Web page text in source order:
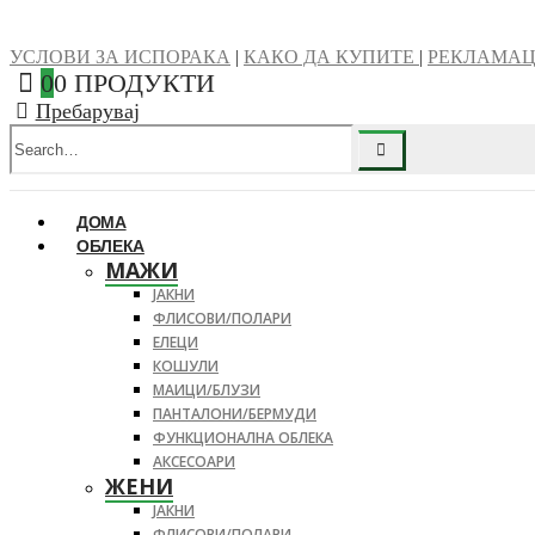
УСЛОВИ ЗА ИСПОРАКА | КАКО ДА КУПИТЕ |
00 ПРОДУКТИ
Пребарувај
ДОМА
ОБЛЕКА
МАЖИ
ЈАКНИ
ФЛИСОВИ/ПОЛАРИ
ЕЛЕЦИ
КОШУЛИ
МАИЦИ/БЛУЗИ
ПАНТАЛОНИ/БЕРМУДИ
ФУНКЦИОНАЛНА ОБЛЕКА
АКСЕСОАРИ
ЖЕНИ
ЈАКНИ